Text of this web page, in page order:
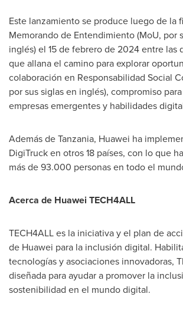
Este lanzamiento se produce luego de la
Memorando de Entendimiento (MoU, por
inglés) el 15 de febrero de 2024 entre las
que allana el camino para explorar
colaboración en Responsabilidad Social
por sus siglas en inglés), compromiso
empresas emergentes y habilidades
Además deTanzania, Huawei ha
DigiTruck en otros 18 países, con lo que
más de 93.000 personas en todo el
Acerca de Huawei TECH4ALL
TECH4ALL es la iniciativa y el plan de
de Huawei para la inclusión digital.
tecnologías y asociaciones innovadoras,
diseñada para ayudar a promover la
sostenibilidad en el mundo digital.